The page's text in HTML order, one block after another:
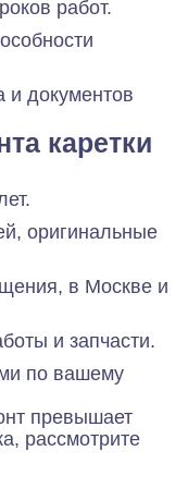
работ.
и документов
каретки
оригинальные
в Москве и
и запчасти.
по вашему
превышает
рассмотрите